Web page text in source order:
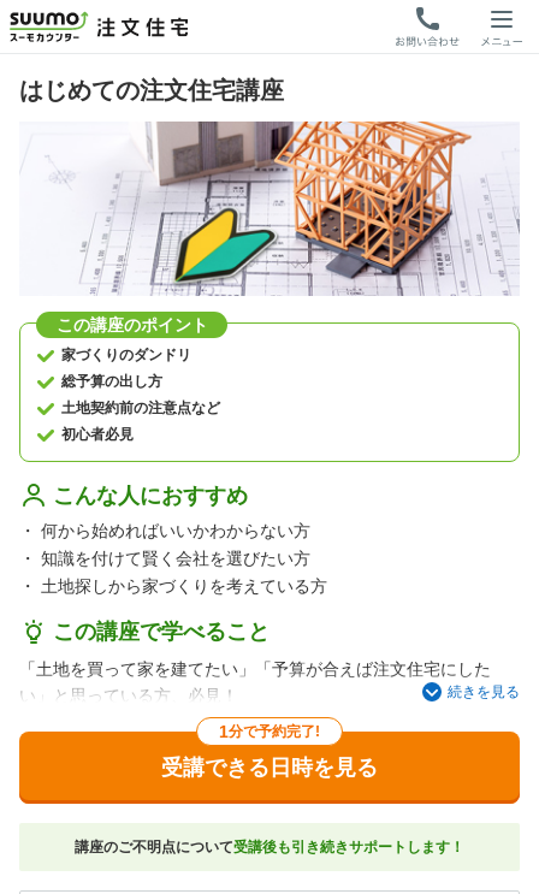
はじめての注文住宅講座
この講座のポイント
家づくりのダンドリ
総予算の出し方
土地契約前の注意点など
初心者必見
こんな人におすすめ
・ 何から始めればいいかわからない方
・ 知識を付けて賢く会社を選びたい方
・
土地探しから家づくりを考えている方
この講座で学べること
「土地を買って家を建てたい」「予算が合えば注文住宅にした
い」と思っている方、必見！
住宅展示場・不動産会社に行く前にチェック！！
土地契約前の注意点、総予算の出し方、建築会社を選ぶ方法…。
これだけは知っておきたい、家づくりのダンドリ、お金、すべて
教えます。建売住宅やマンションと比較したい方もOK、住宅タイ
プの検討からサポート。
「子どもが小さいから、短時間で効率よく学べてよかった！」と
続きを見る
1分で予約完了!
受講できる日時を見る
講座のご不明点について受講後も引き続きサポートします！